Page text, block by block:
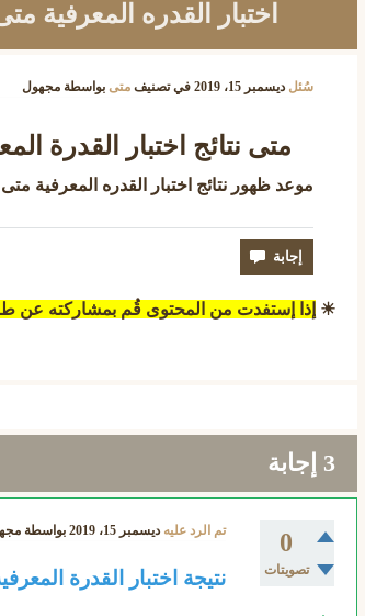
اختبار القدره المعرفية
سُئل ديسمبر 15، 2019 في تصنيف متى بواسطة مجهول
متى نتائج اختبار القدرة المعرفية
موعد ظهور نتائج اختبار القدره المعرفية متى
☀ إذا إستفدت من المحتوى قُم بمشاركته عن
3 إجابة
0
تصويتات
تم الرد عليه ديسمبر 15، 2019 بواسطة
نتيجة اختبار القدرة